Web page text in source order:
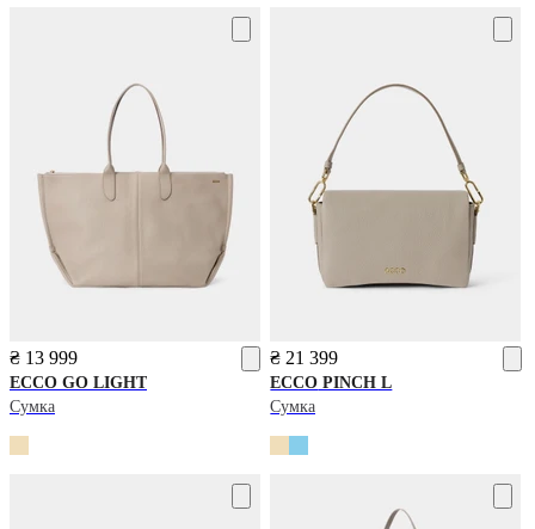
₴ 13 999
ECCO GO LIGHT
Сумка
₴ 21 399
ECCO PINCH L
Сумка